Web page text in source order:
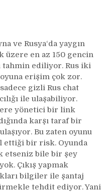
ve Rusya‘da yaygın
üzere en az 150 gencin
tahmin ediliyor. Rus iki
erişim çok zor.
gizli Rus chat
ile ulaşabiliyor.
yönetici bir link
karşı taraf bir
Bu zaten oyunu
ettiği bir risk. Oyunda
etseniz bile bir şey
Çıkış yapmak
bilgiler ile şantaj
tehdit ediyor. Yani